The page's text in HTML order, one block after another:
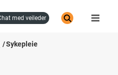
til
chat med veileder
Sykepleie